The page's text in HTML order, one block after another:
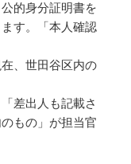
的身分証明書を
す。「本人確認
、世田谷区内の
差出人も記載さ
もの」が担当官